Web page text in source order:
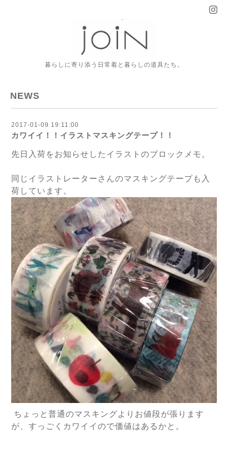
暮らしに寄り添う日常着と暮らしの道具たち。
NEWS
2017-01-09 19:11:00
カワイイ！！イラストマスキングテープ！！
先日入荷をお知らせしたイラストのブロックメモ。
同じイラストレーターさんのマスキングテープも入
荷しています。
ちょっと普通のマスキングよりお値段が張ります
が、すっごくカワイイので価値はあるかと。